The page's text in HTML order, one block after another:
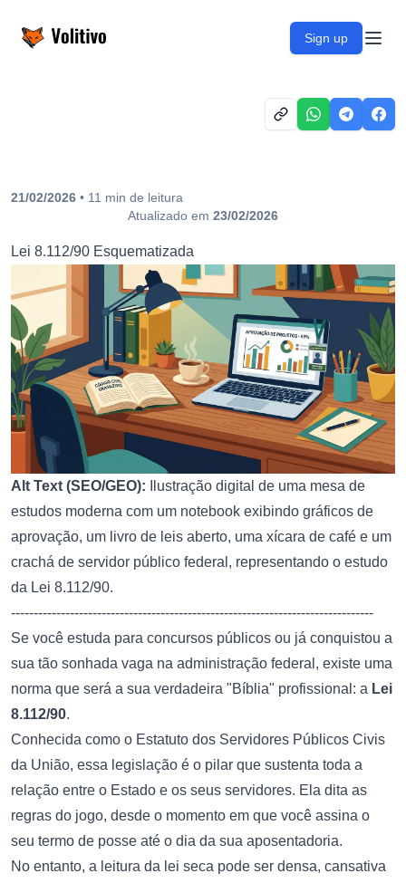
Volitivo Sign up
21/02/2026 • 11 min de leitura
Atualizado em 23/02/2026
Lei 8.112/90 Esquematizada
Alt Text (SEO/GEO): Ilustração digital de uma mesa de
estudos moderna com um notebook exibindo gráficos de
aprovação, um livro de leis aberto, uma xícara de café e um
crachá de servidor público federal, representando o estudo
da Lei 8.112/90.
--------------------------------------------------------------------------------
Se você estuda para concursos públicos ou já conquistou a
sua tão sonhada vaga na administração federal, existe uma
norma que será a sua verdadeira "Bíblia" profissional: a Lei
8.112/90.
Conhecida como o Estatuto dos Servidores Públicos Civis
da União, essa legislação é o pilar que sustenta toda a
relação entre o Estado e os seus servidores. Ela dita as
regras do jogo, desde o momento em que você assina o
seu termo de posse até o dia da sua aposentadoria.
No entanto, a leitura da lei seca pode ser densa, cansativa